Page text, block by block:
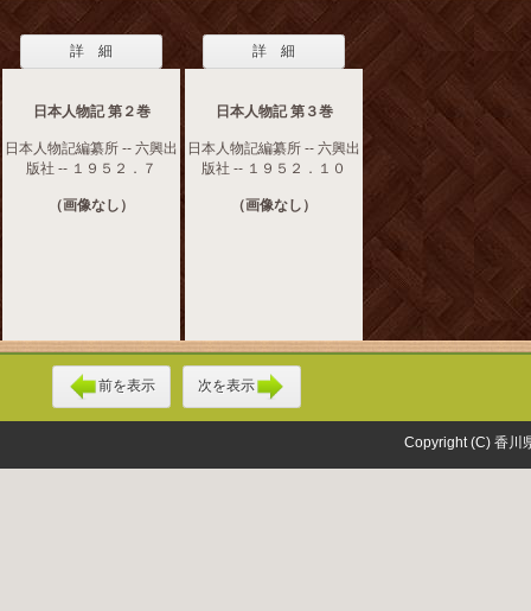
詳 細
日本人物記 第２巻
日本人物記編纂所 -- 六興出
版社 -- １９５２．７
（画像なし）
詳 細
日本人物記 第３巻
日本人物記編纂所 -- 六興出
版社 -- １９５２．１０
（画像なし）
前を表示 次を表示
Copyright (C) 香川